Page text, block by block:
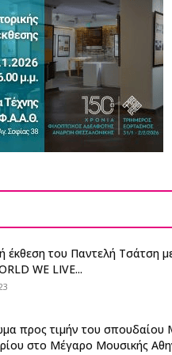
έκθεση του Παντελή Τσάτση
WE LIVE...
προς τιμήν του σπουδαίου
στο Μέγαρο Μουσικής